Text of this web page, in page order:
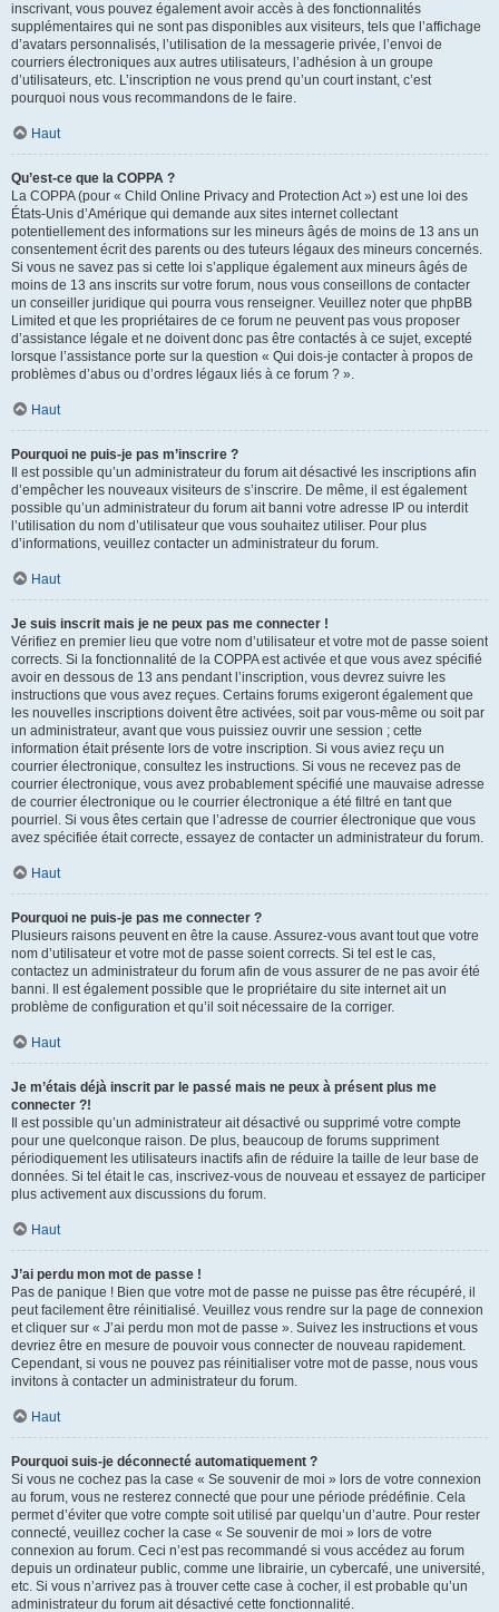
inscrivant, vous pouvez également avoir accès à des fonctionnalités
supplémentaires qui ne sont pas disponibles aux visiteurs, tels que l’affichage
d’avatars personnalisés, l’utilisation de la messagerie privée, l’envoi de
courriers électroniques aux autres utilisateurs, l’adhésion à un groupe
d’utilisateurs, etc. L’inscription ne vous prend qu’un court instant, c’est
pourquoi nous vous recommandons de le faire.
Haut
Qu’est-ce que la COPPA ?
La COPPA (pour « Child Online Privacy and Protection Act ») est une loi des
États-Unis d’Amérique qui demande aux sites internet collectant
potentiellement des informations sur les mineurs âgés de moins de 13 ans un
consentement écrit des parents ou des tuteurs légaux des mineurs concernés.
Si vous ne savez pas si cette loi s’applique également aux mineurs âgés de
moins de 13 ans inscrits sur votre forum, nous vous conseillons de contacter
un conseiller juridique qui pourra vous renseigner. Veuillez noter que phpBB
Limited et que les propriétaires de ce forum ne peuvent pas vous proposer
d’assistance légale et ne doivent donc pas être contactés à ce sujet, excepté
lorsque l’assistance porte sur la question « Qui dois-je contacter à propos de
problèmes d’abus ou d’ordres légaux liés à ce forum ? ».
Haut
Pourquoi ne puis-je pas m’inscrire ?
Il est possible qu’un administrateur du forum ait désactivé les inscriptions afin
d’empêcher les nouveaux visiteurs de s’inscrire. De même, il est également
possible qu’un administrateur du forum ait banni votre adresse IP ou interdit
l’utilisation du nom d’utilisateur que vous souhaitez utiliser. Pour plus
d’informations, veuillez contacter un administrateur du forum.
Haut
Je suis inscrit mais je ne peux pas me connecter !
Vérifiez en premier lieu que votre nom d’utilisateur et votre mot de passe soient
corrects. Si la fonctionnalité de la COPPA est activée et que vous avez spécifié
avoir en dessous de 13 ans pendant l’inscription, vous devrez suivre les
instructions que vous avez reçues. Certains forums exigeront également que
les nouvelles inscriptions doivent être activées, soit par vous-même ou soit par
un administrateur, avant que vous puissiez ouvrir une session ; cette
information était présente lors de votre inscription. Si vous aviez reçu un
courrier électronique, consultez les instructions. Si vous ne recevez pas de
courrier électronique, vous avez probablement spécifié une mauvaise adresse
de courrier électronique ou le courrier électronique a été filtré en tant que
pourriel. Si vous êtes certain que l’adresse de courrier électronique que vous
avez spécifiée était correcte, essayez de contacter un administrateur du forum.
Haut
Pourquoi ne puis-je pas me connecter ?
Plusieurs raisons peuvent en être la cause. Assurez-vous avant tout que votre
nom d’utilisateur et votre mot de passe soient corrects. Si tel est le cas,
contactez un administrateur du forum afin de vous assurer de ne pas avoir été
banni. Il est également possible que le propriétaire du site internet ait un
problème de configuration et qu’il soit nécessaire de la corriger.
Haut
Je m’étais déjà inscrit par le passé mais ne peux à présent plus me
connecter ?!
Il est possible qu’un administrateur ait désactivé ou supprimé votre compte
pour une quelconque raison. De plus, beaucoup de forums suppriment
périodiquement les utilisateurs inactifs afin de réduire la taille de leur base de
données. Si tel était le cas, inscrivez-vous de nouveau et essayez de participer
plus activement aux discussions du forum.
Haut
J’ai perdu mon mot de passe !
Pas de panique ! Bien que votre mot de passe ne puisse pas être récupéré, il
peut facilement être réinitialisé. Veuillez vous rendre sur la page de connexion
et cliquer sur « J’ai perdu mon mot de passe ». Suivez les instructions et vous
devriez être en mesure de pouvoir vous connecter de nouveau rapidement.
Cependant, si vous ne pouvez pas réinitialiser votre mot de passe, nous vous
invitons à contacter un administrateur du forum.
Haut
Pourquoi suis-je déconnecté automatiquement ?
Si vous ne cochez pas la case « Se souvenir de moi » lors de votre connexion
au forum, vous ne resterez connecté que pour une période prédéfinie. Cela
permet d’éviter que votre compte soit utilisé par quelqu’un d’autre. Pour rester
connecté, veuillez cocher la case « Se souvenir de moi » lors de votre
connexion au forum. Ceci n’est pas recommandé si vous accédez au forum
depuis un ordinateur public, comme une librairie, un cybercafé, une université,
etc. Si vous n’arrivez pas à trouver cette case à cocher, il est probable qu’un
administrateur du forum ait désactivé cette fonctionnalité.